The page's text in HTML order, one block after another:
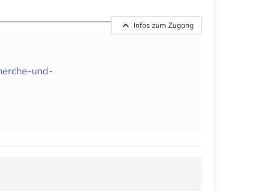
Infos zum Zugang
und-